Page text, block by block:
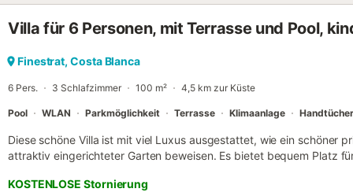
Vergnügungsparks Mundomar, Aqualandia, Terra Mitica und Terra
komplett ausgestattet. Sie finden Klimaanlage, kostenloses WLAN,
weitläufigen Garten mit Gasgril...
Villa für 6 Personen, mit Terrasse und Pool,
Finestrat, Costa Blanca
6 Pers. 3 Schlafzimmer 100 m² 4,5 km zur Küste
Pool WLAN Parkmöglichkeit Terrasse Klimaanlage Handtücher
Diese schöne Villa ist mit viel Luxus ausgestattet, wie ein schöner
attraktiv eingerichteter Garten beweisen. Es bietet bequem Platz
wunderbar wandern, zum Beispiel entlang der Route Font del Molí,
KOSTENLOSE Stornierung